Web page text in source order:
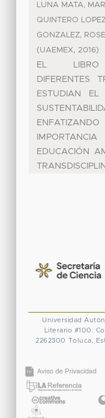
LUNA MATA,
QUINTERO
GONZALEZ,
(UAEMEX, 2016)
EL LIBRO
DIFERENTES
ESTUDIAN
EDUCACIÓN
Universidad
Literario #100.
2262300 Toluca,